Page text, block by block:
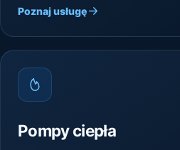
Poznaj usługę
Pompy ciepła